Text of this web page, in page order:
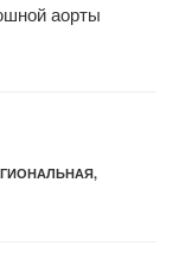
аорты
,